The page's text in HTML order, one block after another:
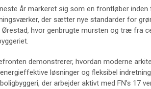
år markeret sig som en frontløber
der sætter nye standarder for
hvor genbrugte mursten og træ fra
demonstrerer, hvordan moderne
løsninger og fleksibel
der arbejder aktivt med FN’s 17